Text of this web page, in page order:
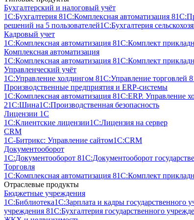
Бухгалтерский и налоговый учёт
1С:Бухгалтерия 81С:Комплексная автоматизация 8
решений на 5 пользователей1С:Бухгалтерия
Кадровый учет
1С:Комплексная автоматизация 81С:Комплект
Комплексная автоматизация
1С:Комплексная автоматизация 81С:Комплект
Управленческий учёт
1С:Управление холдингом 81С:Управление торговлей 8
Производственные предприятия и ERP-системы
1С:Комплексная автоматизация 81С:ERP. Управление
21С:Шина1С:Производственная безопасность
Лицензии 1С
1С:Клиентские лицензии1С:Лицензия на сервер
CRM
1С-Битрикс: Управление сайтом1С:CRM
Документооборот
1С:Документооборот 81С:Документооборот
Торговля
1С:Комплексная автоматизация 81С:Комплект
Отраслевые продукты
Бюджетные учреждения
1С:Библиотека1С:Зарплата и кадры государственного
учреждения 81С:Бухгалтерия государственного